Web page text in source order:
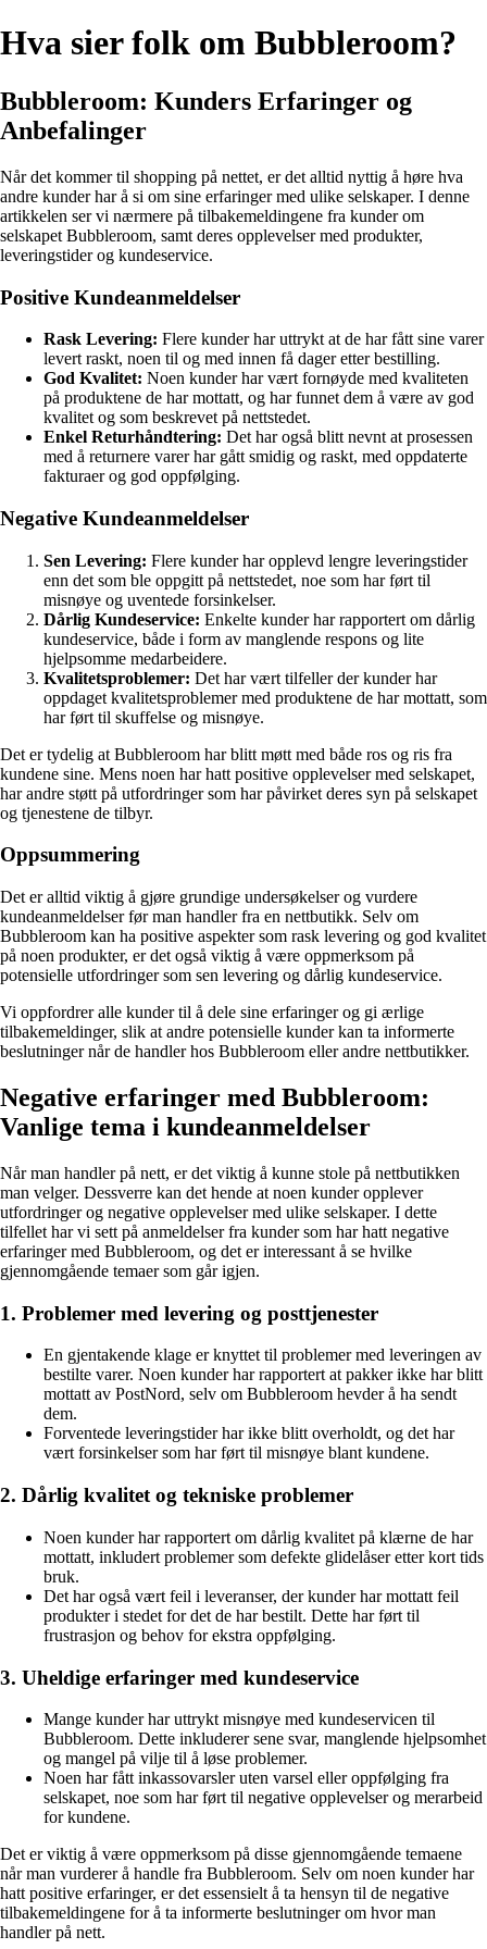
Hva sier folk om Bubbleroom?
Bubbleroom: Kunders Erfaringer og
Anbefalinger
Når det kommer til shopping på nettet, er det alltid nyttig å høre hva
andre kunder har å si om sine erfaringer med ulike selskaper. I denne
artikkelen ser vi nærmere på tilbakemeldingene fra kunder om
selskapet Bubbleroom, samt deres opplevelser med produkter,
leveringstider og kundeservice.
Positive Kundeanmeldelser
Rask Levering: Flere kunder har uttrykt at de har fått sine varer
levert raskt, noen til og med innen få dager etter bestilling.
God Kvalitet: Noen kunder har vært fornøyde med kvaliteten
på produktene de har mottatt, og har funnet dem å være av god
kvalitet og som beskrevet på nettstedet.
Enkel Returhåndtering: Det har også blitt nevnt at prosessen
med å returnere varer har gått smidig og raskt, med oppdaterte
fakturaer og god oppfølging.
Negative Kundeanmeldelser
Sen Levering: Flere kunder har opplevd lengre leveringstider
enn det som ble oppgitt på nettstedet, noe som har ført til
misnøye og uventede forsinkelser.
Dårlig Kundeservice: Enkelte kunder har rapportert om dårlig
kundeservice, både i form av manglende respons og lite
hjelpsomme medarbeidere.
Kvalitetsproblemer: Det har vært tilfeller der kunder har
oppdaget kvalitetsproblemer med produktene de har mottatt, som
har ført til skuffelse og misnøye.
Det er tydelig at Bubbleroom har blitt møtt med både ros og ris fra
kundene sine. Mens noen har hatt positive opplevelser med selskapet,
har andre støtt på utfordringer som har påvirket deres syn på selskapet
og tjenestene de tilbyr.
Oppsummering
Det er alltid viktig å gjøre grundige undersøkelser og vurdere
kundeanmeldelser før man handler fra en nettbutikk. Selv om
Bubbleroom kan ha positive aspekter som rask levering og god kvalitet
på noen produkter, er det også viktig å være oppmerksom på
potensielle utfordringer som sen levering og dårlig kundeservice.
Vi oppfordrer alle kunder til å dele sine erfaringer og gi ærlige
tilbakemeldinger, slik at andre potensielle kunder kan ta informerte
beslutninger når de handler hos Bubbleroom eller andre nettbutikker.
Negative erfaringer med Bubbleroom:
Vanlige tema i kundeanmeldelser
Når man handler på nett, er det viktig å kunne stole på nettbutikken
man velger. Dessverre kan det hende at noen kunder opplever
utfordringer og negative opplevelser med ulike selskaper. I dette
tilfellet har vi sett på anmeldelser fra kunder som har hatt negative
erfaringer med Bubbleroom, og det er interessant å se hvilke
gjennomgående temaer som går igjen.
1. Problemer med levering og posttjenester
En gjentakende klage er knyttet til problemer med leveringen av
bestilte varer. Noen kunder har rapportert at pakker ikke har blitt
mottatt av PostNord, selv om Bubbleroom hevder å ha sendt
dem.
Forventede leveringstider har ikke blitt overholdt, og det har
vært forsinkelser som har ført til misnøye blant kundene.
2. Dårlig kvalitet og tekniske problemer
Noen kunder har rapportert om dårlig kvalitet på klærne de har
mottatt, inkludert problemer som defekte glidelåser etter kort tids
bruk.
Det har også vært feil i leveranser, der kunder har mottatt feil
produkter i stedet for det de har bestilt. Dette har ført til
frustrasjon og behov for ekstra oppfølging.
3. Uheldige erfaringer med kundeservice
Mange kunder har uttrykt misnøye med kundeservicen til
Bubbleroom. Dette inkluderer sene svar, manglende hjelpsomhet
og mangel på vilje til å løse problemer.
Noen har fått inkassovarsler uten varsel eller oppfølging fra
selskapet, noe som har ført til negative opplevelser og merarbeid
for kundene.
Det er viktig å være oppmerksom på disse gjennomgående temaene
når man vurderer å handle fra Bubbleroom. Selv om noen kunder har
hatt positive erfaringer, er det essensielt å ta hensyn til de negative
tilbakemeldingene for å ta informerte beslutninger om hvor man
handler på nett.